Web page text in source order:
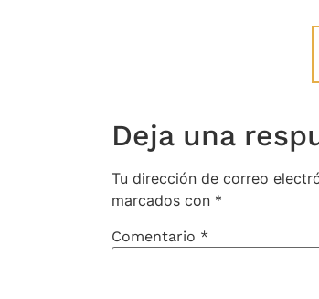
Deja una
Tu dirección de correo
marcados con *
Comentario *